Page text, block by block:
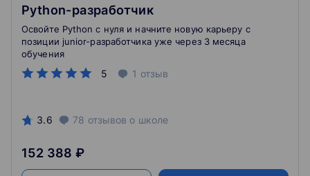
Python-разработчик
5 1 отзыв
Освойте Python с нуля и начните новую карьеру с
позиции junior-разработчика уже через 3 месяца
обучения
3.6 78 отзывов о школе
152 388 ₽